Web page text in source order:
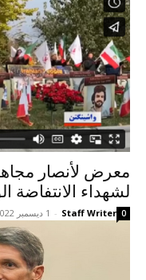
معرض لأنصار
لشهداء الانتفاضة
Staff Writer
- 1 ديسمبر 2022 0